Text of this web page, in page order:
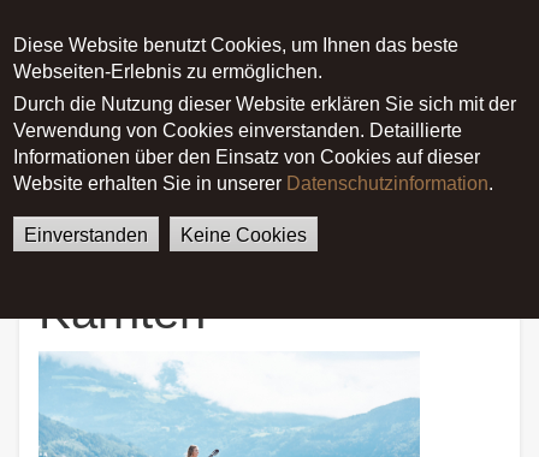
Diese Website benutzt Cookies, um Ihnen das beste
Webseiten-Erlebnis zu ermöglichen.
Durch die Nutzung dieser Website erklären Sie sich mit der
Verwendung von Cookies einverstanden. Detaillierte
Informationen über den Einsatz von Cookies auf dieser
Website erhalten Sie in unserer Datenschutzinformation.
Einverstanden Keine Cookies
Main menu
German English
Startseite
Pressespiegel
Weltmusik aus Kärnten
Kärnten